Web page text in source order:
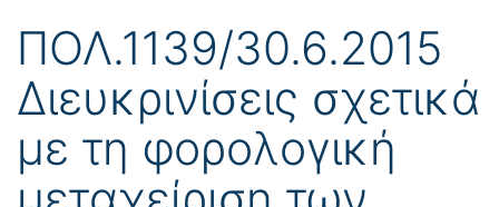
ΠΟΛ.1139/30.6.2015
Διευκρινίσεις σχετικά
με τη φορολογική